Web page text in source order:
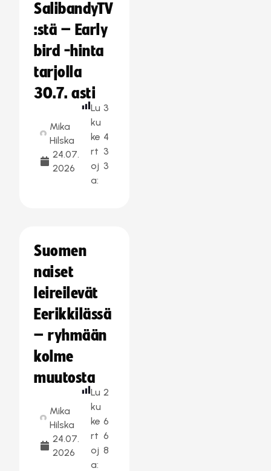
SalibandyTV
:stä – Early
bird -hinta
tarjolla
30.7. asti
Mika
Hilska
24.07.
2026
Lu
ku
ke
rt
oj
a:
3
4
3
3
Suomen
naiset
leireilevät
Eerikkilässä
– ryhmään
kolme
muutosta
Mika
Hilska
24.07.
2026
Lu
ku
ke
rt
oj
a:
2
6
6
8